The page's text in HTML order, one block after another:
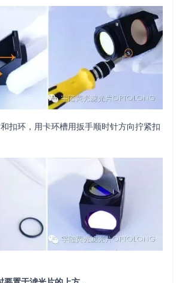
扣环，用卡环槽用扳手顺时针方向拧紧扣